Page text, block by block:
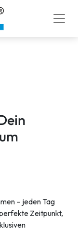
– jeden Tag
Zeitpunkt,